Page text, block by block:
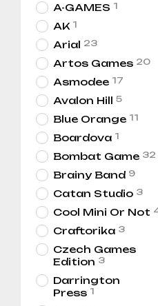
A-GAMES 1
AK 1
Arial 23
Artos Games 20
Asmodee 17
Avalon Hill 5
Blue Orange 11
Boardova 1
Bombat Game 32
Brainy Band 9
Catan Studio 3
Cool Mini Or Not
Craftorika 3
Czech Games
Edition 3
Darrington
Press 1